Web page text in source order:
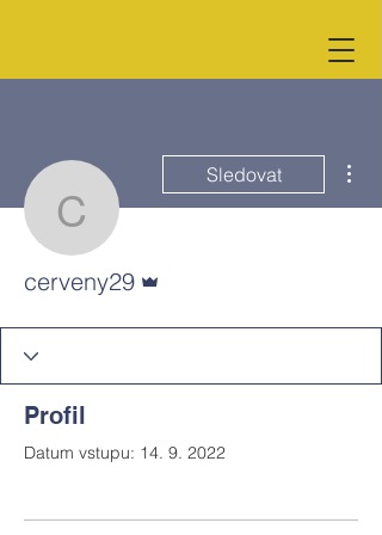
cerveny29
Sledovat
cerveny29
Profil
Datum vstupu: 14. 9. 2022